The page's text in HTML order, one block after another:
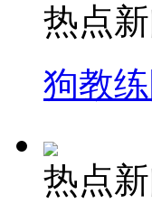
热点
狗教
热点